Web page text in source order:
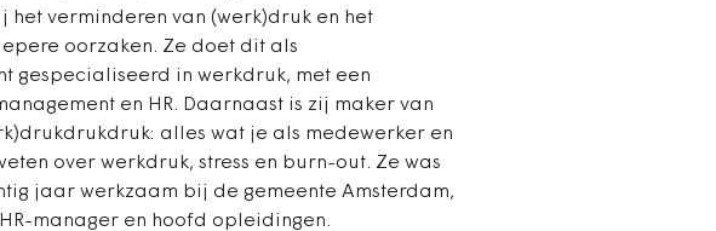
het verminderen van (werk)druk en het
oorzaken. Ze doet dit als
gespecialiseerd in werkdruk, met een
en HR. Daarnaast is zij maker van
alles wat je als medewerker en
over werkdruk, stress en burn-out. Ze was
jaar werkzaam bij de gemeente Amsterdam,
manager en hoofd opleidingen.